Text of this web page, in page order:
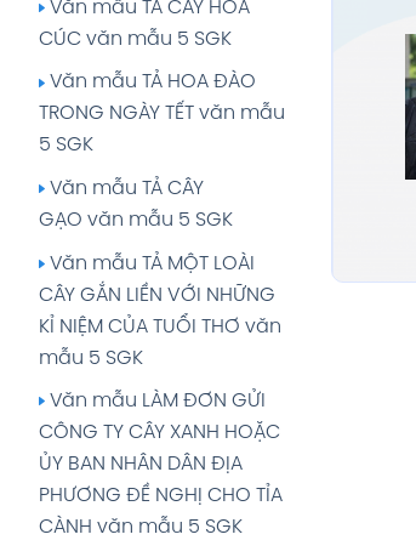
CON NGƯỜI giải Tiếng Việt
Tuần 17: VÌ HẠNH PHÚC
CON NGƯỜI giải Tiếng Việt
Tuần 18: ÔN TẬP CUỐI
tập 1 Trang 173
Văn mẫu TẢ CÂY HOA
CÚC văn mẫu 5 SGK
Văn mẫu TẢ HOA ĐÀO
TRONG NGÀY TẾT văn mẫu
5 SGK
Văn mẫu TẢ CÂY
GẠO văn mẫu 5 SGK
Văn mẫu TẢ MỘT LOÀI
CÂY GẮN LIỀN VỚI NHỮNG
KỈ NIỆM CỦA TUỔI THƠ văn
mẫu 5 SGK
Văn mẫu LÀM ĐƠN GỬI
CÔNG TY CÂY XANH HOẶC
ỦY BAN NHÂN DÂN ĐỊA
PHƯƠNG ĐỀ NGHỊ CHO TỈA
CÀNH văn mẫu 5 SGK